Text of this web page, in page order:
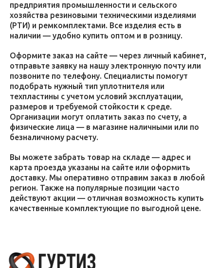
предприятия промышленности и сельского
хозяйства резиновыми техническими изделиями
(РТИ) и ремкомплектами. Все изделия есть в
наличии — удобно купить оптом и в розницу.
Оформите заказ на сайте — через личный кабинет,
отправьте заявку на нашу электронную почту или
позвоните по телефону. Специалисты помогут
подобрать нужный тип уплотнителя или
техпластины с учетом условий эксплуатации,
размеров и требуемой стойкости к среде.
Организации могут оплатить заказ по счету, а
физические лица — в магазине наличными или по
безналичному расчету.
Вы можете забрать товар на складе — адрес и
карта проезда указаны на сайте или оформить
доставку. Мы оперативно отправим заказ в любой
регион. Также на популярные позиции часто
действуют акции — отличная возможность купить
качественные комплектующие по выгодной цене.